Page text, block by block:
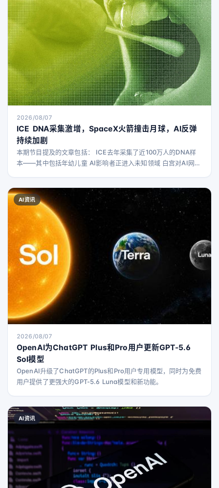
2026/08/07
ICE DNA采集激增，SpaceX火箭撞击月球，AI反弹
持续加剧
本期节目提及的文章包括： ICE去年采集了近100万人的DNA样
本——其中包括年幼儿童 AI影响者正进入未知领域 白宫对AI网络
响美国政治 你可以在Bluesky关注Brian
Barrett（@brbarrett）、Zoë Schiffer（@Zoëschiffer）、L
AI资讯
2026/08/07
OpenAI为ChatGPT Plus和Pro用户更新GPT-5.6
Sol模型
OpenAI升级了ChatGPT的Plus和Pro用户专用模型，同时为免费
用户提供了更强大的GPT-5.6 Luna模型和新功能。
AI资讯